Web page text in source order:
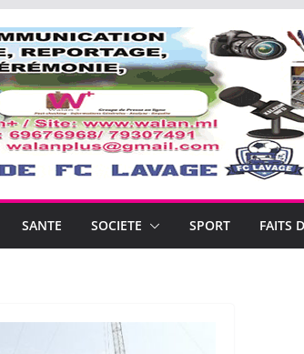
SANTE SOCIETE SPORT FAITS